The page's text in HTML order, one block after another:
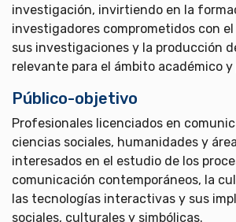
investigación, invirtiendo en la
investigadores comprometidos con
sus investigaciones y la producción
relevante para el ámbito académico
Público-objetivo
Profesionales licenciados en
ciencias sociales, humanidades y
interesados en el estudio de los
comunicación contemporáneos, la
las tecnologías interactivas y sus
sociales, culturales y simbólicas.